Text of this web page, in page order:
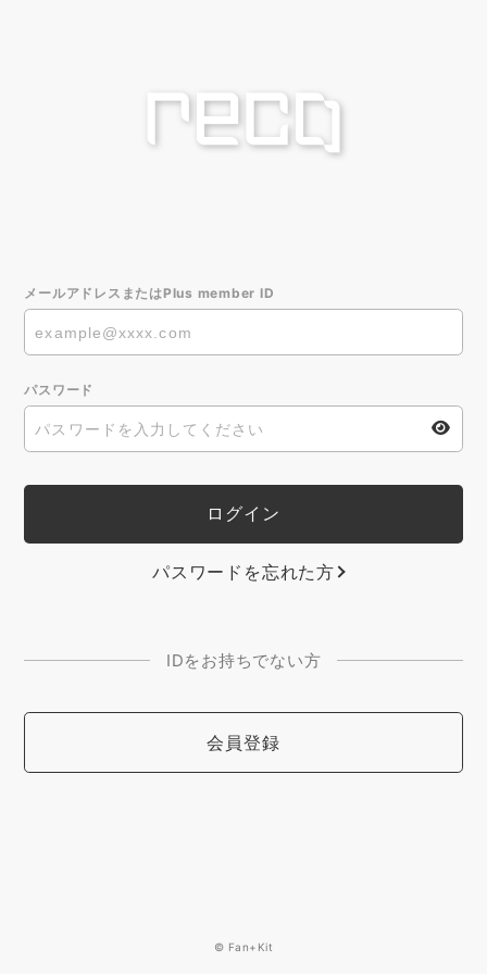
メールアドレスまたはPlus member ID
パスワード
パスワードを忘れた方
IDをお持ちでない方
会員登録
© Fan+Kit